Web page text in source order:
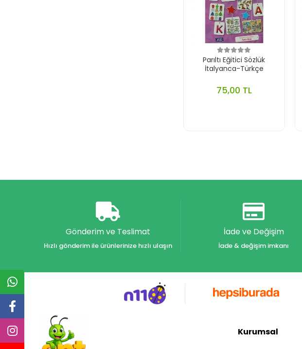
Parıltı Eğitici Sözlük
İtalyanca-Türkçe
75,00 TL
Gönderim ve Teslimat
Hızlı gönderim ile ürünlerinize hızlı ulaşın
İade ve Değişim
İade & değişim imkanı
Kurumsal